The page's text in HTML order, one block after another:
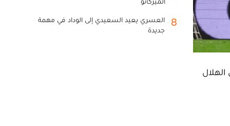
8
العسري يعيد السعيدي إلى الوداد في مهمة
جديدة